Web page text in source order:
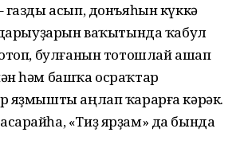
газды асып, донъяһын күккә
ваҡытында ҡабул
булғанын тотошлай ашап
һәм башҡа осраҡтар
яҙмышты аңлап ҡарарға кәрәк.
«Тиҙ ярҙам» да бында